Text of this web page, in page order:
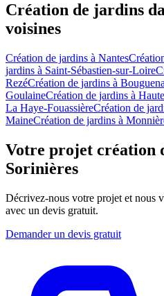
Création de jardins
voisines
Création de jardins à Nantes
jardins à Saint-Sébastien-sur-Loire
RezéCréation de jardins à
GoulaineCréation de jardins à
La Haye-FouassièreCréation de
MaineCréation de jardins à
Votre projet création
Sorinières
Décrivez-nous votre projet et nous
avec un devis gratuit.
Demander un devis gratuit